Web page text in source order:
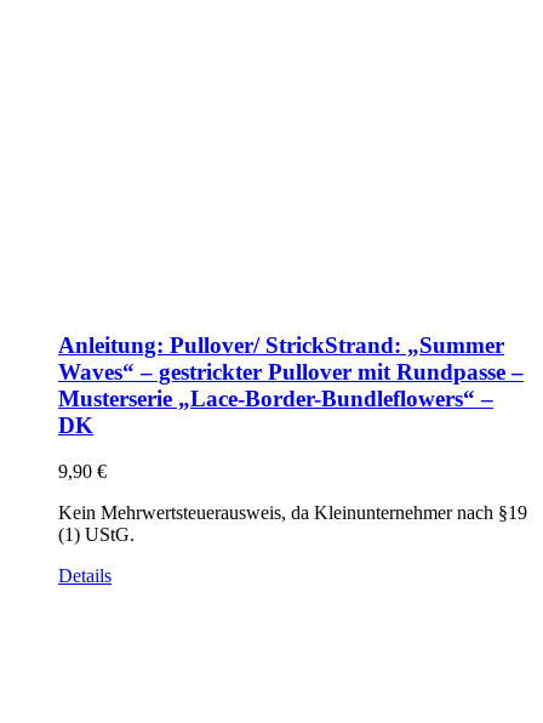
Anleitung: Pullover/ StrickStrand: „Summer
Waves“ – gestrickter Pullover mit Rundpasse –
Musterserie „Lace-Border-Bundleflowers“ –
DK
9,90 €
Kein Mehrwertsteuerausweis, da Kleinunternehmer nach §19
(1) UStG.
Details